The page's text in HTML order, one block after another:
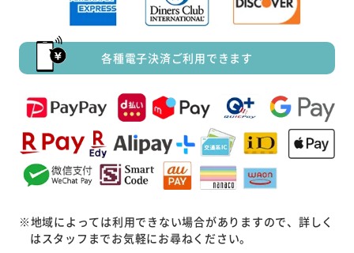
各種電子決済ご利用できます
※地域によっては利用できない場合がありますので、詳しく
はスタッフまでお気軽にお尋ねください。